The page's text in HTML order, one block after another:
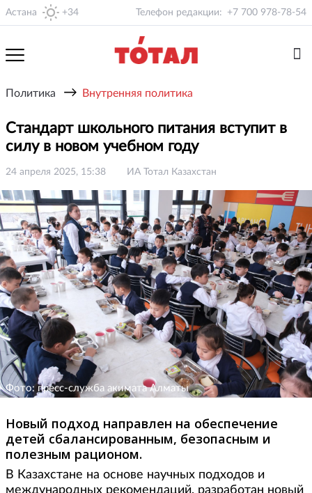
Астана +34 Телефон редакции: +7 700 978-78-54
Политика → Внутренняя политика
Стандарт школьного питания вступит в
силу в новом учебном году
24 апреля 2025, 15:38 ИА Тотал Казахстан
Фото: пресс-служба акимата Алматы
Новый подход направлен на обеспечение
детей сбалансированным, безопасным и
полезным рационом.
В Казахстане на основе научных подходов и